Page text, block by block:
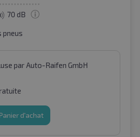
70 dB
pneus
par Auto-Raifen GmbH
d'achat